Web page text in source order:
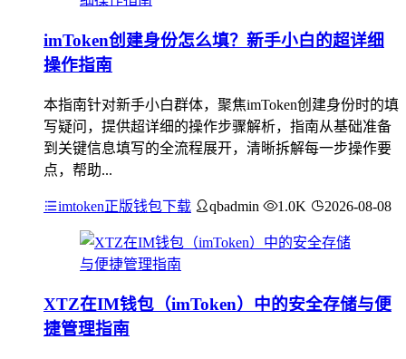
imToken创建身份怎么填？新手小白的超详细
操作指南
本指南针对新手小白群体，聚焦imToken创建身份时的填
写疑问，提供超详细的操作步骤解析，指南从基础准备
到关键信息填写的全流程展开，清晰拆解每一步操作要
点，帮助...
imtoken正版钱包下载 qbadmin 1.0K 2026-08-08
XTZ在IM钱包（imToken）中的安全存储与便
捷管理指南